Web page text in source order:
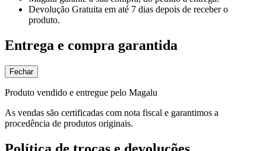
Devolução Gratuita em até 7 dias depois de receber o
produto.
Entrega e compra garantida
Fechar
Produto vendido e entregue pelo Magalu
As vendas são certificadas com nota fiscal e garantimos a
procedência de produtos originais.